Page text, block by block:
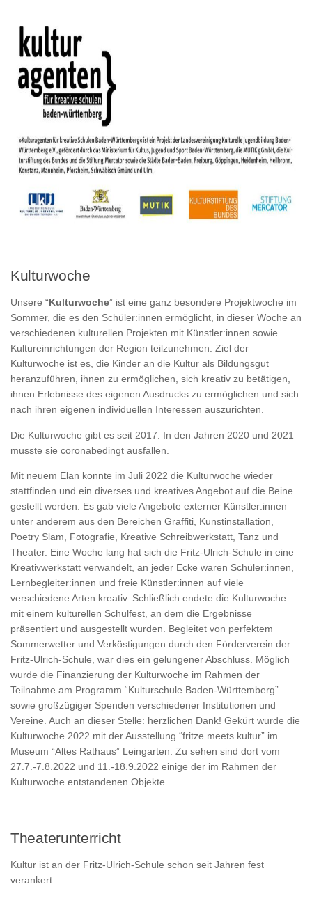
Kulturwoche
Unsere “Kulturwoche” ist eine ganz besondere Projektwoche im
Sommer, die es den Schüler:innen ermöglicht, in dieser Woche an
verschiedenen kulturellen Projekten mit Künstler:innen sowie
Kultureinrichtungen der Region teilzunehmen. Ziel der
Kulturwoche ist es, die Kinder an die Kultur als Bildungsgut
heranzuführen, ihnen zu ermöglichen, sich kreativ zu betätigen,
ihnen Erlebnisse des eigenen Ausdrucks zu ermöglichen und sich
nach ihren eigenen individuellen Interessen auszurichten.
Die Kulturwoche gibt es seit 2017. In den Jahren 2020 und 2021
musste sie coronabedingt ausfallen.
Mit neuem Elan konnte im Juli 2022 die Kulturwoche wieder
stattfinden und ein diverses und kreatives Angebot auf die Beine
gestellt werden. Es gab viele Angebote externer Künstler:innen
unter anderem aus den Bereichen Graffiti, Kunstinstallation,
Poetry Slam, Fotografie, Kreative Schreibwerkstatt, Tanz und
Theater. Eine Woche lang hat sich die Fritz-Ulrich-Schule in eine
Kreativwerkstatt verwandelt, an jeder Ecke waren Schüler:innen,
Lernbegleiter:innen und freie Künstler:innen auf viele
verschiedene Arten kreativ. Schließlich endete die Kulturwoche
mit einem kulturellen Schulfest, an dem die Ergebnisse
präsentiert und ausgestellt wurden. Begleitet von perfektem
Sommerwetter und Verköstigungen durch den Förderverein der
Fritz-Ulrich-Schule, war dies ein gelungener Abschluss. Möglich
wurde die Finanzierung der Kulturwoche im Rahmen der
Teilnahme am Programm “Kulturschule Baden-Württemberg”
sowie großzügiger Spenden verschiedener Institutionen und
Vereine. Auch an dieser Stelle: herzlichen Dank! Gekürt wurde die
Kulturwoche 2022 mit der Ausstellung “fritze meets kultur” im
Museum “Altes Rathaus” Leingarten. Zu sehen sind dort vom
27.7.-7.8.2022 und 11.-18.9.2022 einige der im Rahmen der
Kulturwoche entstandenen Objekte.
Theaterunterricht
Kultur ist an der Fritz-Ulrich-Schule schon seit Jahren fest
verankert.